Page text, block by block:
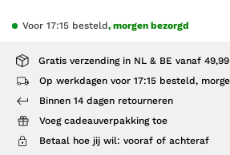
Gratis verzending in NL & BE vanaf 49,99
Op werkdagen voor 17:15 besteld,
Binnen 14 dagen retourneren
Voeg cadeauverpakking toe
Betaal hoe jij wil: vooraf of achteraf
Voor 17:15 besteld, morgen bezorgd